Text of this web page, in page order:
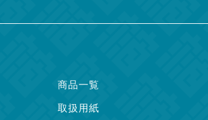
商品一覧
取扱用紙